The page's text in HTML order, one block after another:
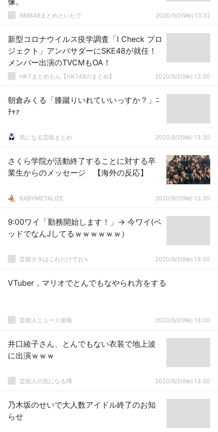
NMB48まとめといたで 2020/9/2(We) 13:32
新型コロナウイルス疫学調査「I Check プロ
ジェクト」アンバサダーにSKE48が就任！
メンバー出演のTVCMもOA！
HKTまとめもん【HKT48のまとめ】 2020/9/2(We) 13:30
朝倉みくる「膝蹴りいれていいっすか？」ﾆ
ﾁｬｧ
気になる芸能まとめ 2020/9/2(We) 13:30
さくら学院が活動終了することに対する卒
業生からのメッセージ 【海外の反応】
BABYMETALIZE 2020/9/2(We) 13:30
9:00ワイ「勤務開始します！」→ 今ワイ(ベ
ッドでなんJしてるｗｗｗｗｗｗ）
芸能ネタはこれだけでおｋ 2020/9/2(We) 13:30
VTuber，マリオでとんでもなやられ方をする
芸能人ニュース速報 2020/9/2(We) 13:30
井口綾子さん、とんでもない衣装で地上波
に出演ｗｗｗ
芸能人の気になる噂 2020/9/2(We) 13:30
乃木坂のせいで大人数アイドル終了のお知
らせ